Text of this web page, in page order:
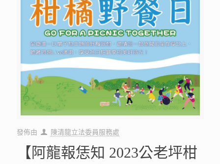
發佈由 陳清龍立法委員服務處
【阿龍報恁知 2023公老坪柑